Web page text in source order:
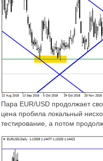
Пара EUR/USD продолжает
цена пробила локальный
тестирование, а потом